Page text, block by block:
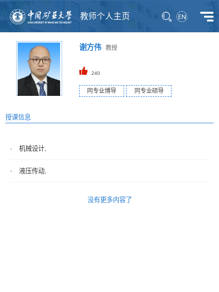
教师个人主页
谢方伟教授
240
同专业博导 同专业硕导
授课信息
机械设计,
液压传动,
没有更多内容了